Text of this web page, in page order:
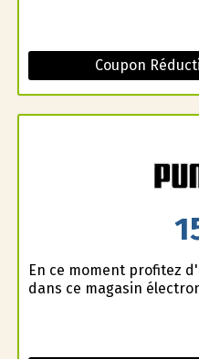
Coupon
En ce moment profitez
dans ce magasin